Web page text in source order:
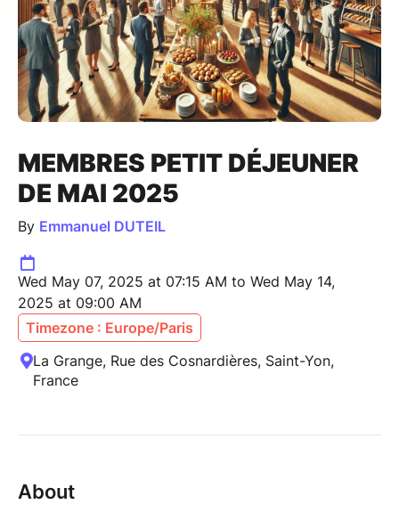
MEMBRES PETIT DÉJEUNER
DE MAI 2025
By Emmanuel DUTEIL
Wed May 07, 2025 at 07:15 AM to Wed May 14,
2025 at 09:00 AM
Timezone : Europe/Paris
La Grange, Rue des Cosnardières, Saint-Yon,
France
About